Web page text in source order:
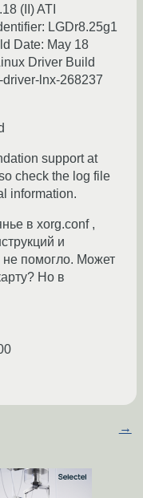
(II) ATI
LGDr8.25g1
Date: May 18
Driver Build
driver-lnx-268237
support at
check the log file
information.
в xorg.conf ,
и
помогло. Может
Но в
→